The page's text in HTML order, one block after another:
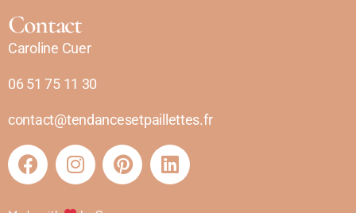
Contact
Caroline Cuer
06 51 75 11 30
contact@tendancesetpaillettes.fr